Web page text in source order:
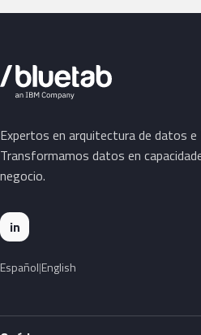
Expertos en arquitectura de datos e
Transformamos datos en
negocio.
in
Español English